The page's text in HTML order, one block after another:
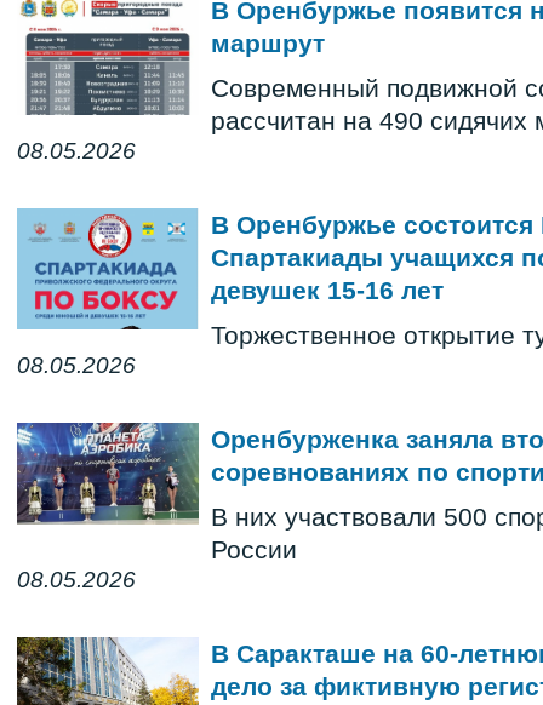
В Оренбуржье появится
маршрут
Современный подвижной
рассчитан на 490 сидячих
08.05.2026
В Оренбуржье состоится
Спартакиады учащихся
девушек 15-16 лет
Торжественное открытие
08.05.2026
Оренбурженка заняла
соревнованиях по
В них участвовали 500
России
08.05.2026
В Саракташе на 60-
дело за фиктивную